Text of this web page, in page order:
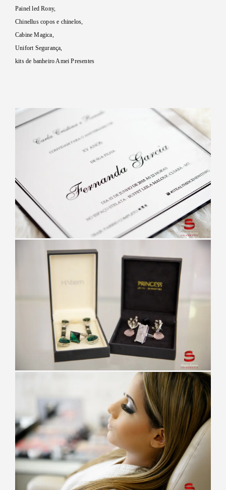
Painel led Rony,
Chinellus copos e chinelos,
Cabine Magica,
Unifort Segurança,
kits de banheiro Amei Presentes